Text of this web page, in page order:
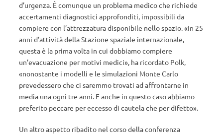
d’urgenza. È comunque un problema medico che richiede
accertamenti diagnostici approfonditi, impossibili da
compiere con l’attrezzatura disponibile nello spazio. «In 25
anni d’attività della Stazione spaziale internazionale,
questa è la prima volta in cui dobbiamo compiere
un’evacuazione per motivi medici», ha ricordato Polk,
«nonostante i modelli e le simulazioni Monte Carlo
prevedessero che ci saremmo trovati ad affrontarne in
media una ogni tre anni. E anche in questo caso abbiamo
preferito peccare per eccesso di cautela che per difetto».
Un altro aspetto ribadito nel corso della conferenza